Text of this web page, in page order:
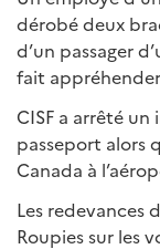
dérobé deux
d’un passager
fait appréhender
CISF a arrêté un
passeport alors
Canada à
Les redevances
Roupies sur les